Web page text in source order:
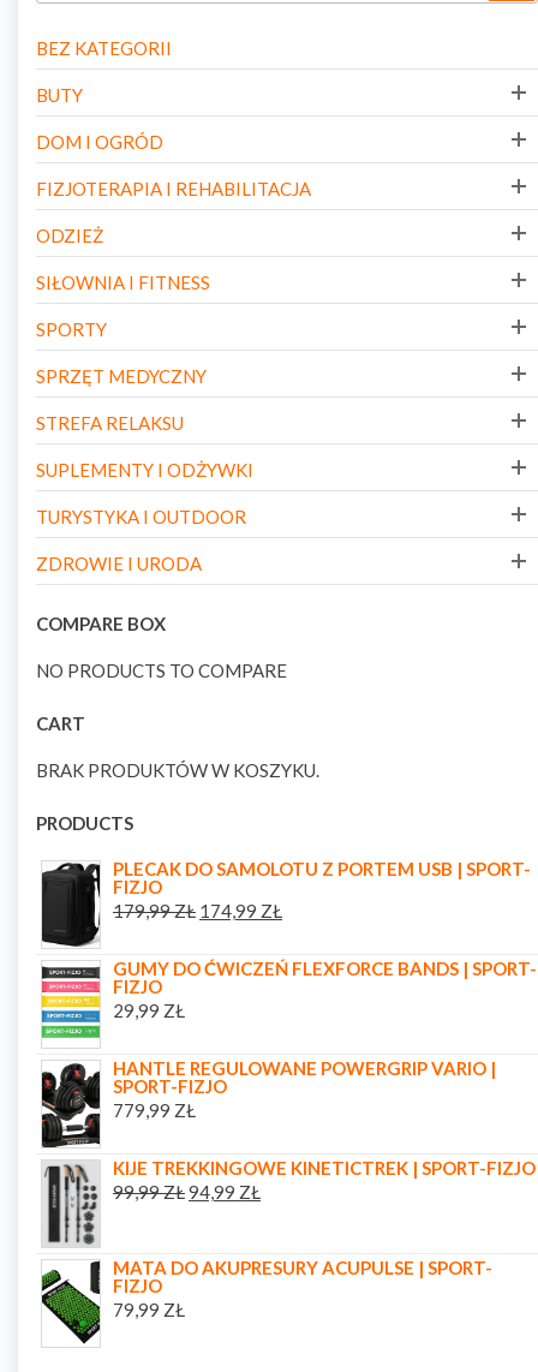
BEZ KATEGORII
BUTY
DOM I OGRÓD
FIZJOTERAPIA I REHABILITACJA
ODZIEŻ
SIŁOWNIA I FITNESS
SPORTY
SPRZĘT MEDYCZNY
STREFA RELAKSU
SUPLEMENTY I ODŻYWKI
TURYSTYKA I OUTDOOR
ZDROWIE I URODA
COMPARE BOX
NO PRODUCTS TO COMPARE
CART
BRAK PRODUKTÓW W KOSZYKU.
PRODUCTS
PLECAK DO SAMOLOTU Z PORTEM USB | SPORT-
FIZJO
179,99ZŁ 174,99 ZŁ
GUMY DO ĆWICZEŃ FLEXFORCE BANDS | SPORT-
FIZJO
29,99 ZŁ
HANTLE REGULOWANE POWERGRIP VARIO |
SPORT-FIZJO
779,99 ZŁ
KIJE TREKKINGOWE KINETICTREK | SPORT-FIZJO
99,99ZŁ94,99 ZŁ
MATA DO AKUPRESURY ACUPULSE | SPORT-
FIZJO
79,99 ZŁ